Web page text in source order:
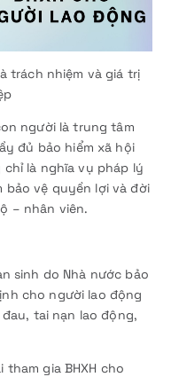
trách nhiệm và giá trị
người là trung tâm
đủ bảo hiểm xã hội
chỉ là nghĩa vụ pháp lý
bảo vệ quyền lợi và đời
– nhân viên.
sinh do Nhà nước bảo
cho người lao động
tai nạn lao động,
gia BHXH cho